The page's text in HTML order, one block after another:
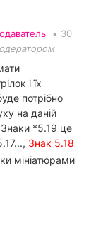
• 30
і їх
потрібно
на даній
Знаки *5.19 це
Знак 5.18
мініатюрами